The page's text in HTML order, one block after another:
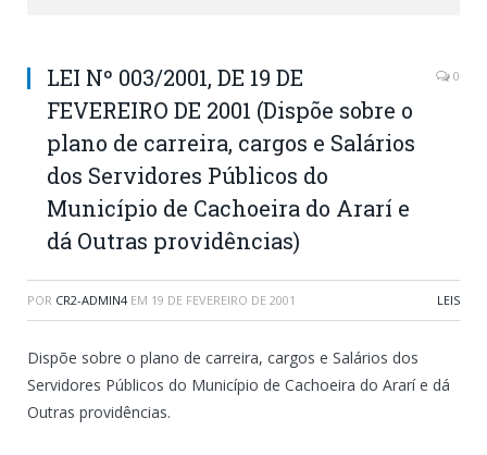
LEI Nº 003/2001, DE 19 DE
FEVEREIRO DE 2001 (Dispõe sobre o
plano de carreira, cargos e Salários
dos Servidores Públicos do
Município de Cachoeira do Ararí e
dá Outras providências)
0
POR CR2-ADMIN4 EM 19 DE FEVEREIRO DE 2001 LEIS
Dispõe sobre o plano de carreira, cargos e Salários dos
Servidores Públicos do Município de Cachoeira do Ararí e dá
Outras providências.